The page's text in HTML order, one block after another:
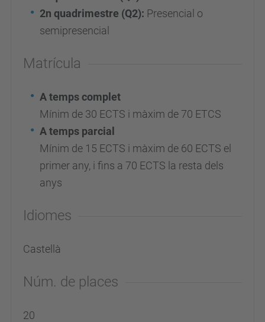
2n quadrimestre (Q2): Presencial o
semipresencial
Matrícula
A temps complet
Mínim de 30 ECTS i màxim de 70 ETCS
A temps parcial
Mínim de 15 ECTS i màxim de 60 ECTS el
primer any, i fins a 70 ECTS la resta dels
anys
Idiomes
Castellà
Núm. de places
20